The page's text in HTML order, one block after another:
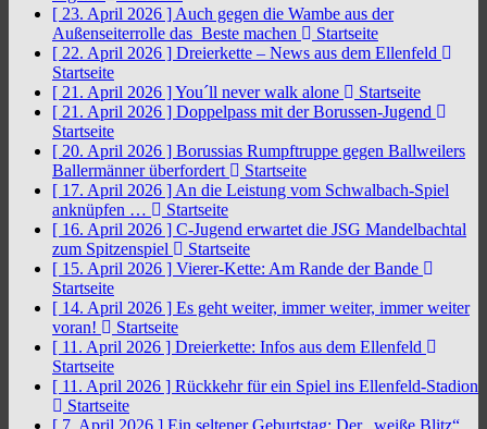
[ 23. April 2026 ] Auch gegen die Wambe aus der
Außenseiterrolle das Beste machen
Startseite
[ 22. April 2026 ] Dreierkette – News aus dem Ellenfeld
Startseite
[ 21. April 2026 ]You´ll never walk alone
Startseite
[ 21. April 2026 ] Doppelpass mit der Borussen-Jugend
Startseite
[ 20. April 2026 ] Borussias Rumpftruppe gegen Ballweilers
Ballermänner überfordert
Startseite
[ 17. April 2026 ] An die Leistung vom Schwalbach-Spiel
anknüpfen …
Startseite
[ 16. April 2026 ] C-Jugend erwartet die JSG Mandelbachtal
zum Spitzenspiel
Startseite
[ 15. April 2026 ] Vierer-Kette: Am Rande der Bande
Startseite
[ 14. April 2026 ] Es geht weiter, immer weiter, immer weiter
voran!
Startseite
[ 11. April 2026 ] Dreierkette: Infos aus dem Ellenfeld
Startseite
[ 11. April 2026 ] Rückkehr für ein Spiel ins Ellenfeld-Stadion
Startseite
[ 7. April 2026 ] Ein seltener Geburtstag: Der „weiße Blitz“